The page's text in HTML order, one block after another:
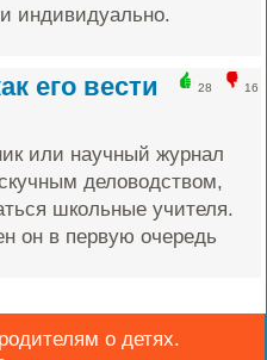
индивидуально.
28 16
его вести
или научный журнал
деловодством,
школьные учителя.
он в первую очередь
о детях.